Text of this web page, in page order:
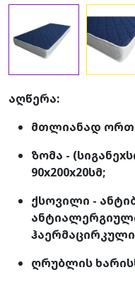
აღწერა:
მთლიანად
ზომა -
90x200x20სმ;
ქსოვილი -
ღრუბლის